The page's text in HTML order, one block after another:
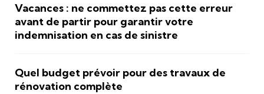
Vacances : ne commettez pas cette erreur
avant de partir pour garantir votre
indemnisation en cas de sinistre
Quel budget prévoir pour des travaux de
rénovation complète